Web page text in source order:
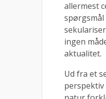
allermest
spørgsmål
ingen
aktualitet.
Ud fra et
perspektiv